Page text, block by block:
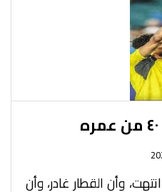
وأن القطار غادر، وأن